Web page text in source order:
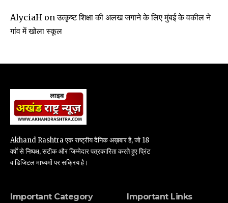
AlyciaH onउत्कृष्ट शिक्षा की अलख जगाने के लिए मुंबई के वकील ने
गांव में खोला स्कूल
Akhand Rashtra एक राष्ट्रीय दैनिक अख़बार है, जो 18
वर्षों से निष्पक्ष, सटीक और जिम्मेदार पत्रकारिता करते हुए प्रिंट
व डिजिटल माध्यमों पर सक्रिय है।
Important Category Important Links